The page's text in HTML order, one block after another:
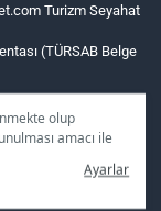
olup
amacı ile
seçeneğineAyarlar
Turizm Seyahat
(TÜRSAB Belge